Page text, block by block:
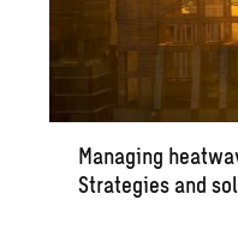
Man­ag­ing
Strate­gies and